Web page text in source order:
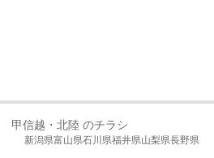
甲信越・北陸 のチラシ
新潟県富山県石川県福井県山梨県長野県